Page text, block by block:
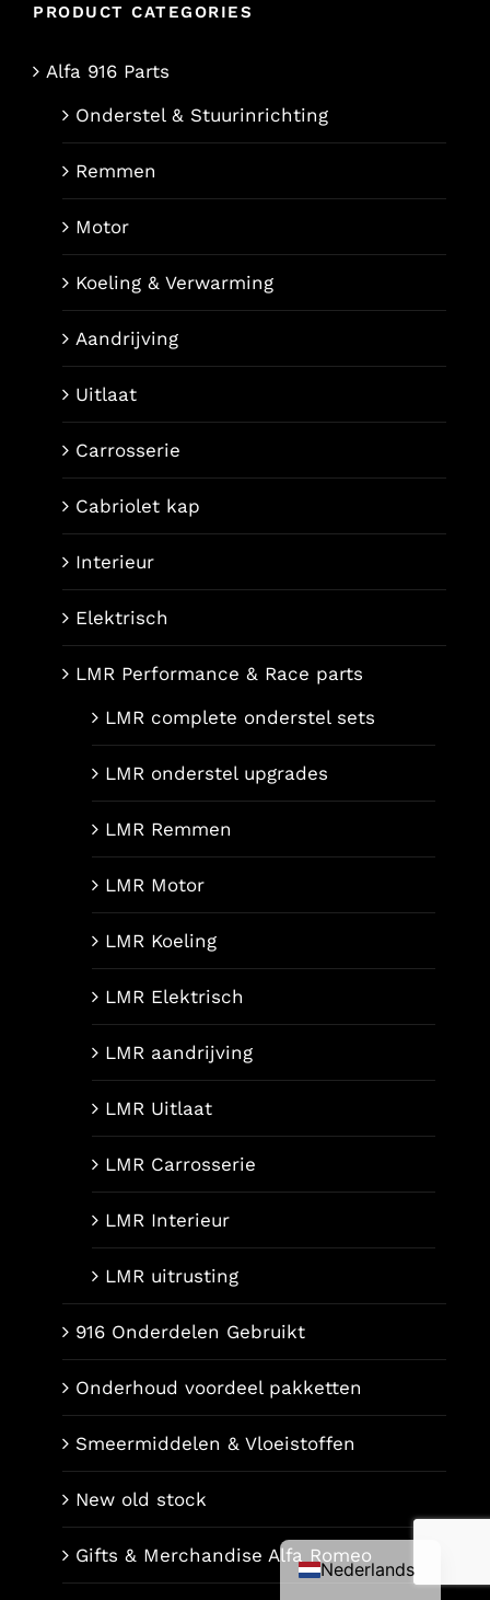
PRODUCT CATEGORIES
Alfa 916 Parts
Onderstel & Stuurinrichting
Remmen
Motor
Koeling & Verwarming
Aandrijving
Uitlaat
Carrosserie
Cabriolet kap
Interieur
Elektrisch
LMR Performance & Race parts
LMR complete onderstel sets
LMR onderstel upgrades
LMR Remmen
LMR Motor
LMR Koeling
LMR Elektrisch
LMR aandrijving
LMR Uitlaat
LMR Carrosserie
LMR Interieur
LMR uitrusting
916 Onderdelen Gebruikt
Onderhoud voordeel pakketten
Smeermiddelen & Vloeistoffen
New old stock
Gifts & Merchandise Alfa Romeo
Nederlands
English (UK)